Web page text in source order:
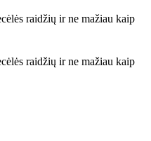
raidžių ir ne mažiau kaip
raidžių ir ne mažiau kaip